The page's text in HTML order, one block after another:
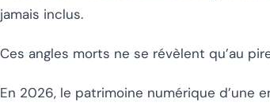
jamais inclus.
Ces angles morts ne se révèlent qu’au
En 2026, le patrimoine numérique d’une